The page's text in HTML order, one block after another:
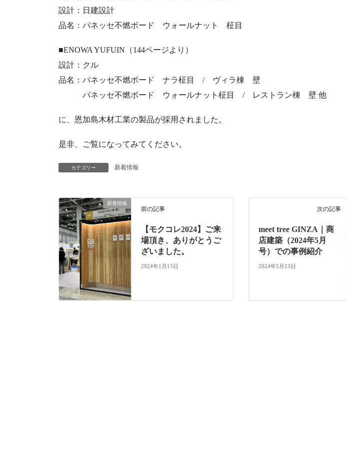
設計：日建設計
品名：パネッセ不燃ボード ウォールナット 柾目
■ENOWA YUFUIN（144ページより）
設計：クル
品名：パネッセ不燃ボード ナラ柾目 / ヴィラ棟 壁
パネッセ不燃ボード ウォールナット柾目 / レストラン棟 壁 他
に、恩加島木材工業の製品が採用されました。
是非、ご覧になってみてください。
カテゴリー 新着情報
新着情報
前の記事
【モクコレ2024】ご来
場頂き、ありがとうご
ざいました。
2024年1月15日
次の記事
meet tree GINZA｜商
店建築（2024年5月
号）での事例紹介
2024年5月13日